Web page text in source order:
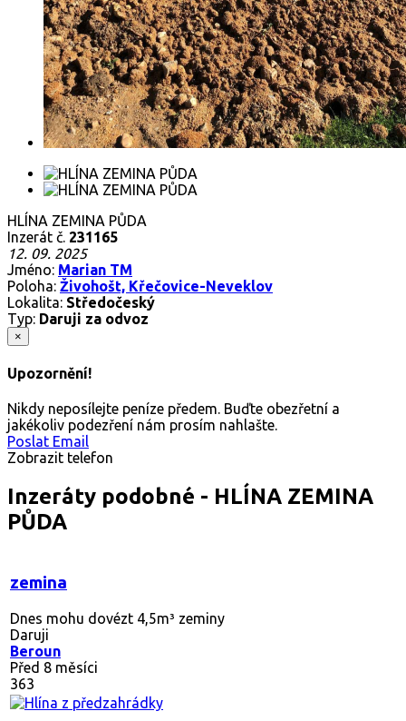
HLÍNA ZEMINA PŮDA
Inzerát č. 231165
12. 09. 2025
Jméno: Marian TM
Poloha: Živohošt, Křečovice-Neveklov
Lokalita: Středočeský
Typ: Daruji za odvoz
×
Upozornění!
Nikdy neposílejte peníze předem. Buďte obezřetní a
jakékoliv podezření nám prosím nahlašte.
Poslat Email
Zobrazit telefon
Inzeráty podobné - HLÍNA ZEMINA
PŮDA
zemina
Dnes mohu dovézt 4,5m³ zeminy
Daruji
Beroun
Před 8 měsíci
363